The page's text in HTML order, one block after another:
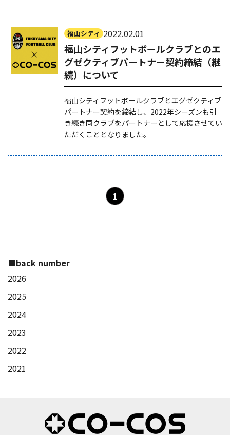
福山シティ 2022.02.01
福山シティフットボールクラブとのエ
グゼクティブパートナー契約締結（継
続）について
福山シティフットボールクラブとエグゼクティブ
パートナー契約を締結し、2022年シーズンも引
き続き同クラブをパートナーとして応援させてい
ただくこととなりました。
1
■back number
2026
2025
2024
2023
2022
2021